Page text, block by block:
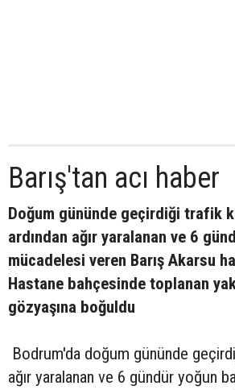
Barış'tan acı haber
Doğum gününde geçirdiği trafik
ardından ağır yaralanan ve 6
mücadelesi veren Barış Akarsu
Hastane bahçesinde toplanan
gözyaşına boğuldu
Bodrum'da doğum gününde
ağır yaralanan ve 6 gündür yoğun